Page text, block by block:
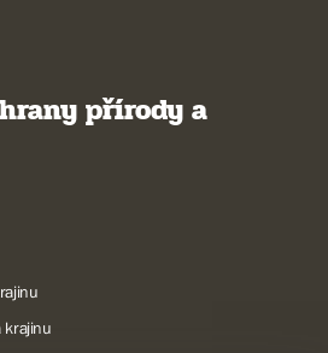
přírody a
krajinu